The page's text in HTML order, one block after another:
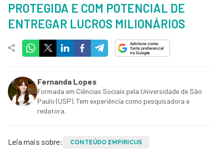
PROTEGIDA E COM POTENCIAL DE
ENTREGAR LUCROS MILIONÁRIOS
Fernanda Lopes
Formada em Ciências Sociais pela Universidade de São
Paulo (USP). Tem experiência como pesquisadora e
redatora.
Leia mais sobre: CONTEÚDO EMPIRICUS